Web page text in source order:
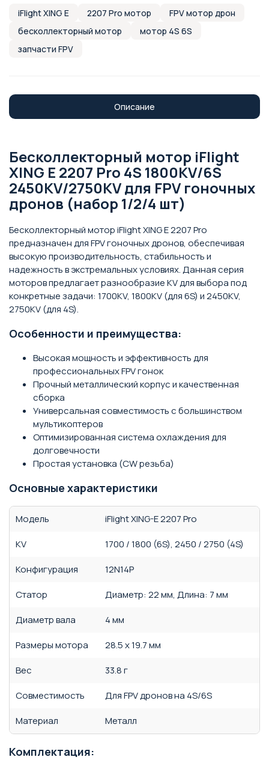
iFlight XING E 2207 Pro мотор
FPV мотор дрон
бесколлекторный мотор
мотор 4S 6S
запчасти FPV
Описание
Бесколлекторный мотор iFlight
XING E 2207 Pro 4S 1800KV/6S
2450KV/2750KV для FPV гоночных
дронов (набор 1/2/4 шт)
Бесколлекторный мотор iFlight XING E 2207 Pro
предназначен для FPV гоночных дронов, обеспечивая
высокую производительность, стабильность и
надежность в экстремальных условиях. Данная серия
моторов предлагает разнообразие KV для выбора под
конкретные задачи: 1700KV, 1800KV (для 6S) и 2450KV,
2750KV (для 4S).
Особенности и преимущества:
Высокая мощность и эффективность для
профессиональных FPV гонок
Прочный металлический корпус и качественная
сборка
Универсальная совместимость с большинством
мультикоптеров
Оптимизированная система охлаждения для
долговечности
Простая установка (CW резьба)
Основные характеристики
Модель
iFlight XING-E 2207 Pro
KV
1700 / 1800 (6S), 2450 / 2750 (4S)
Конфигурация
12N14P
Статор
Диаметр: 22 мм, Длина: 7 мм
Диаметр вала
4 мм
Размеры мотора
28.5 x 19.7 мм
Вес
33.8 г
Совместимость
Для FPV дронов на 4S/6S
Материал
Металл
Комплектация: